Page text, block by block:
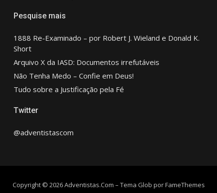
Pesquise mais
1888 Re-Examinado – por Robert J. Wieland e Donald K.
Short
Arquivo X da IASD: Documentos irrefutáveis
Não Tenha Medo – Confie em Deus!
Tudo sobre a Justificação pela Fé
Twitter
@adventistascom
Copyright © 2026 Adventistas.Com – Tema Glob porFameThemes